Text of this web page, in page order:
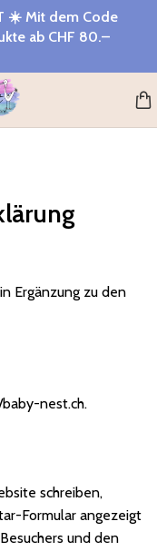
☀️ Mit dem Code
ab CHF 80.–
Ergänzung zu den
nest.ch.
schreiben,
Formular angezeigt
und den